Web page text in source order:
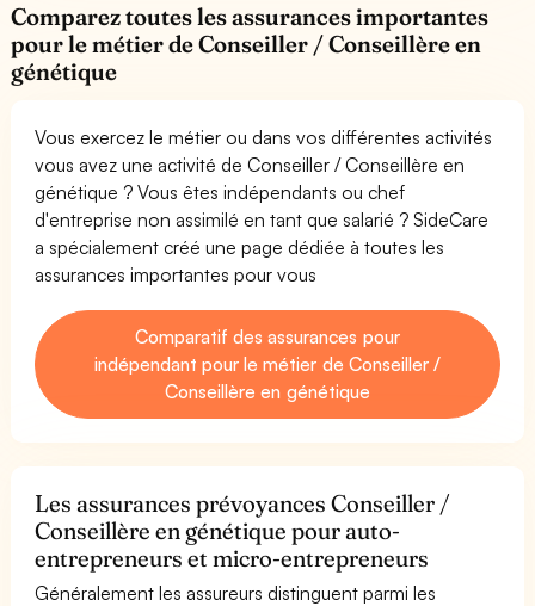
Comparez toutes les assurances importantes
pour le métier de Conseiller / Conseillère en
génétique
Vous exercez le métier ou dans vos différentes activités
vous avez une activité de Conseiller / Conseillère en
génétique ? Vous êtes indépendants ou chef
d'entreprise non assimilé en tant que salarié ? SideCare
a spécialement créé une page dédiée à toutes les
assurances importantes pour vous
Comparatif des assurances pour
indépendant pour le métier de Conseiller /
Conseillère en génétique
Les assurances prévoyances Conseiller /
Conseillère en génétique pour auto-
entrepreneurs et micro-entrepreneurs
Généralement les assureurs distinguent parmi les